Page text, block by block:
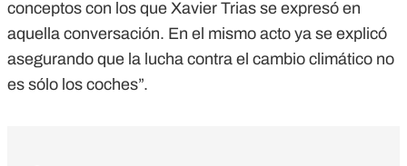
conceptos con los que Xavier Trias se expresó en
aquella conversación. En el mismo acto ya se explicó
asegurando que la lucha contra el cambio climático no
es sólo los coches”.